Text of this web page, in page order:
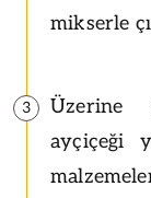
mikserle
3
Üzerine
ayçiçeği